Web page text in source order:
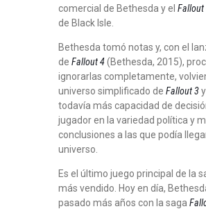
comercial de Bethesda y el Fallout
de Black Isle.
Bethesda tomó notas y, con el
de Fallout 4(Bethesda, 2015),
ignorarlas completamente,
universo simplificado de Fallout 3
todavía más capacidad de
jugador en la variedad política y
conclusiones a las que podía
universo.
Es el último juego principal de la
más vendido. Hoy en día,
pasado más años con la saga